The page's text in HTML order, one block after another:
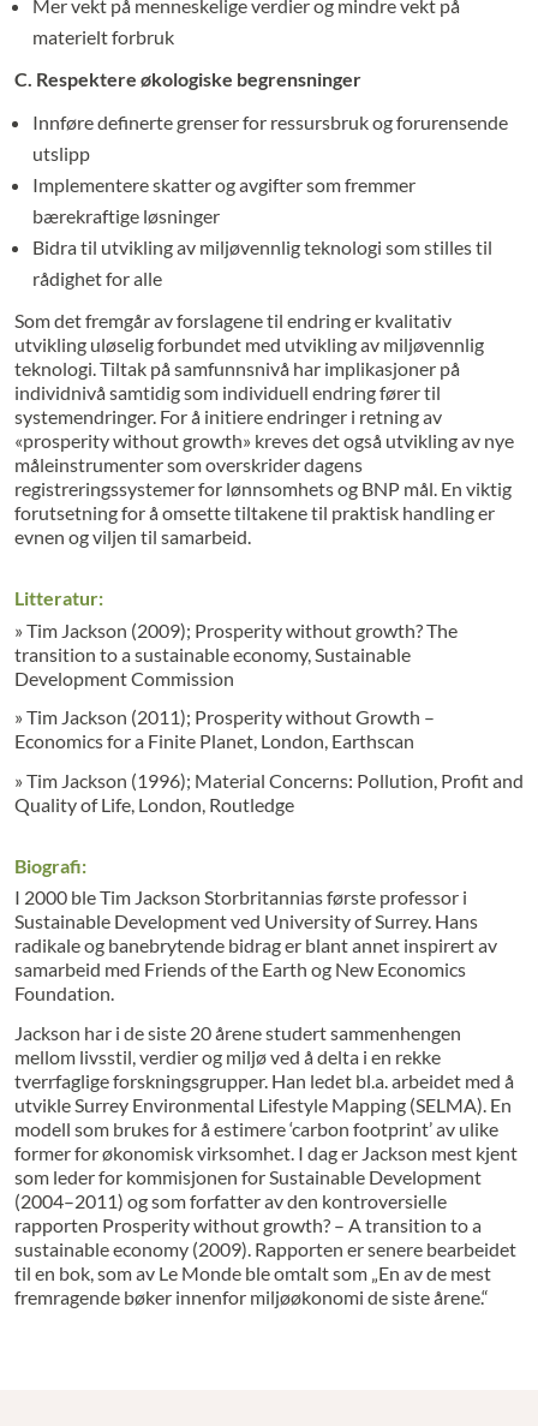
Mer vekt på menneskelige verdier og mindre vekt på
materielt forbruk
C. Respektere økologiske begrensninger
Innføre definerte grenser for ressursbruk og forurensende
utslipp
Implementere skatter og avgifter som fremmer
bærekraftige løsninger
Bidra til utvikling av miljøvennlig teknologi som stilles til
rådighet for alle
Som det fremgår av forslagene til endring er kvalitativ
utvikling uløselig forbundet med utvikling av miljøvennlig
teknologi. Tiltak på samfunnsnivå har implikasjoner på
individnivå samtidig som individuell endring fører til
systemendringer. For å initiere endringer i retning av
«prosperity without growth» kreves det også utvikling av nye
måleinstrumenter som overskrider dagens
registreringssystemer for lønnsomhets og BNP mål. En viktig
forutsetning for å omsette tiltakene til praktisk handling er
evnen og viljen til samarbeid.
Litteratur:
» Tim Jackson (2009); Prosperity without growth? The
transition to a sustainable economy, Sustainable
Development Commission
» Tim Jackson (2011); Prosperity without Growth –
Economics for a Finite Planet, London, Earthscan
» Tim Jackson (1996); Material Concerns: Pollution, Profit and
Quality of Life, London, Routledge
Biografi:
I 2000 ble Tim Jackson Storbritannias første professor i
Sustainable Development ved University of Surrey. Hans
radikale og banebrytende bidrag er blant annet inspirert av
samarbeid med Friends of the Earth og New Economics
Foundation.
Jackson har i de siste 20 årene studert sammenhengen
mellom livsstil, verdier og miljø ved å delta i en rekke
tverrfaglige forskningsgrupper. Han ledet bl.a. arbeidet med å
utvikle Surrey Environmental Lifestyle Mapping (SELMA). En
modell som brukes for å estimere ‘carbon footprint’ av ulike
former for økonomisk virksomhet. I dag er Jackson mest kjent
som leder for kommisjonen for Sustainable Development
(2004–2011) og som forfatter av den kontroversielle
rapporten Prosperity without growth? – A transition to a
sustainable economy (2009). Rapporten er senere bearbeidet
til en bok, som av Le Monde ble omtalt som „En av de mest
fremragende bøker innenfor miljøøkonomi de siste årene.“